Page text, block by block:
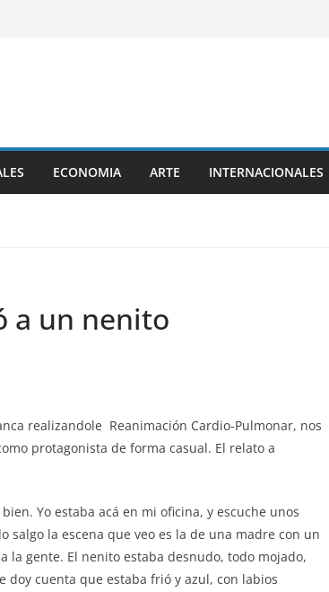
ECONOMIA ARTE INTERNACIONALES
a un nenito
realizandole Reanimación Cardio-Pulmonar, nos
protagonista de forma casual. El relato a
Yo estaba acá en mi oficina, y escuche unos
la escena que veo es la de una madre con un
la gente. El nenito estaba desnudo, todo mojado,
doy cuenta que estaba frió y azul, con labios